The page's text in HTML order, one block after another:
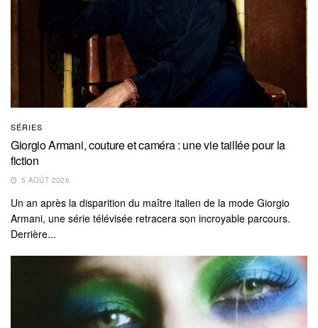
SÉRIES
Giorgio Armani, couture et caméra : une vie taillée pour la
fiction
5 AOÛT 2026
Un an après la disparition du maître italien de la mode Giorgio
Armani, une série télévisée retracera son incroyable parcours.
Derrière...